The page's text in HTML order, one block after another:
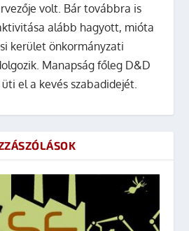
volt. Bár továbbra is
alább hagyott, mióta
kerület önkormányzati
Manapság főleg D&D
el a kevés szabadidejét.